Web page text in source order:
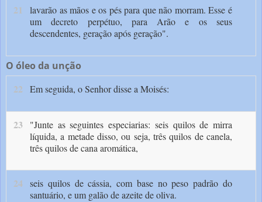
21
lavarão as mãos e os pés para que não mor­ram. Esse é
um decreto perpétuo, para Arão e os seus
descendentes, geração após geração".
O óleo da unção
22 Em seguida, o Senhor disse a Moisés:
23
"Junte as seguintes especiarias: seis quilos de mirra
líquida, a metade disso, ou seja, três qui­los de canela,
três quilos de cana aromática,
24 seis quilos de cássia, com base no peso padrão do
santuário, e um galão de azeite de oliva.